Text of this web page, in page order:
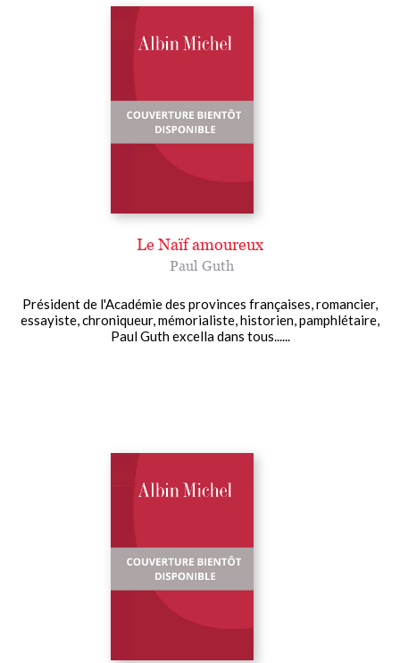
Le Naïf amoureux
Paul Guth
Président de l'Académie des provinces françaises, romancier,
essayiste, chroniqueur, mémorialiste, historien, pamphlétaire,
Paul Guth excella dans tous......